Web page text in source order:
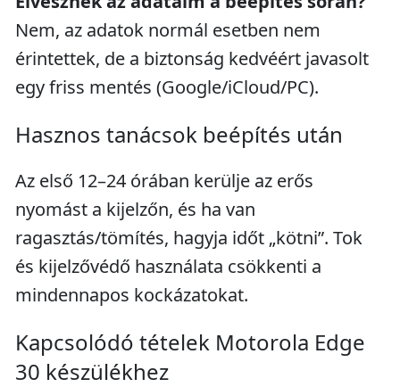
Nem, az adatok normál esetben nem
érintettek, de a biztonság kedvéért javasolt
egy friss mentés (Google/iCloud/PC).
Hasznos tanácsok beépítés után
Az első 12–24 órában kerülje az erős
nyomást a kijelzőn, és ha van
ragasztás/tömítés, hagyja időt „kötni”. Tok
és kijelzővédő használata csökkenti a
mindennapos kockázatokat.
Kapcsolódó tételek Motorola Edge
30 készülékhez